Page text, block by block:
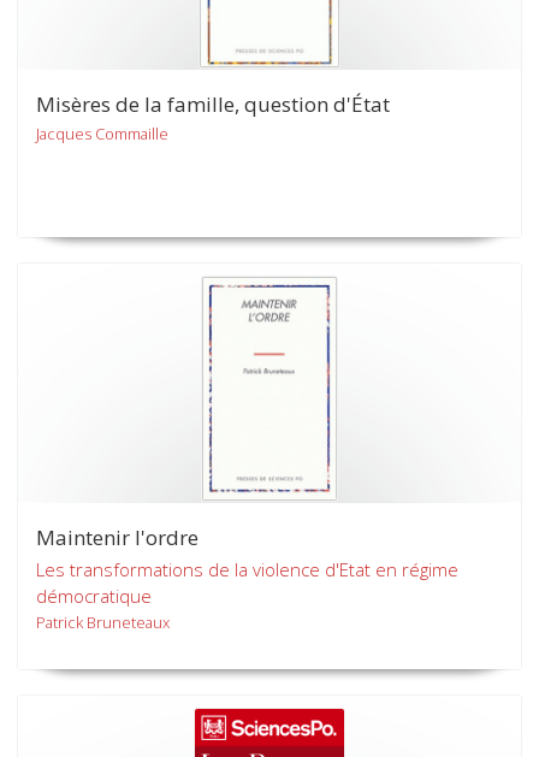
Misères de la famille, question d'État
Jacques Commaille
Maintenir l'ordre
Les transformations de la violence d'Etat en régime
démocratique
Patrick Bruneteaux